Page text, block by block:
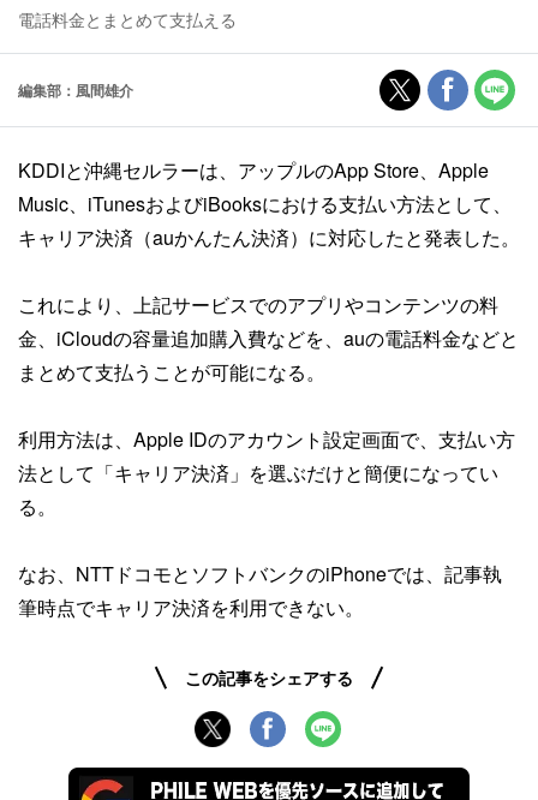
電話料金とまとめて支払える
編集部：風間雄介
KDDIと沖縄セルラーは、アップルのApp Store、Apple
Music、iTunesおよびiBooksにおける支払い方法として、
キャリア決済（auかんたん決済）に対応したと発表した。
これにより、上記サービスでのアプリやコンテンツの料
金、iCloudの容量追加購入費などを、auの電話料金などと
まとめて支払うことが可能になる。
利用方法は、Apple IDのアカウント設定画面で、支払い方
法として「キャリア決済」を選ぶだけと簡便になってい
る。
なお、NTTドコモとソフトバンクのiPhoneでは、記事執
筆時点でキャリア決済を利用できない。
この記事をシェアする